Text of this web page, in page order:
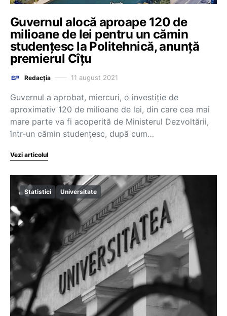
Guvernul alocă aproape 120 de
milioane de lei pentru un cămin
studențesc la Politehnică, anunță
premierul Cîțu
Redacția 11 august 2021
Guvernul a aprobat, miercuri, o investiție de
aproximativ 120 de milioane de lei, din care cea mai
mare parte va fi acoperită de Ministerul Dezvoltării,
într-un cămin studențesc, după cum…
Vezi articolul
Statistici Universitate